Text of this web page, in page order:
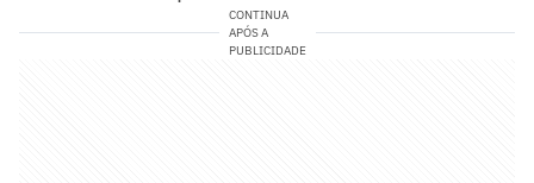
CONTINUA
APÓS A
PUBLICIDADE